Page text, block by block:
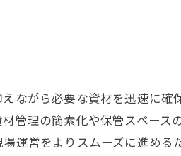
ながら必要な資材を迅速に確
管理の簡素化や保管スペース
運営をよりスムーズに進める